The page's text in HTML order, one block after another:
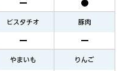
ピスタチオ 豚肉
やまいも りんご